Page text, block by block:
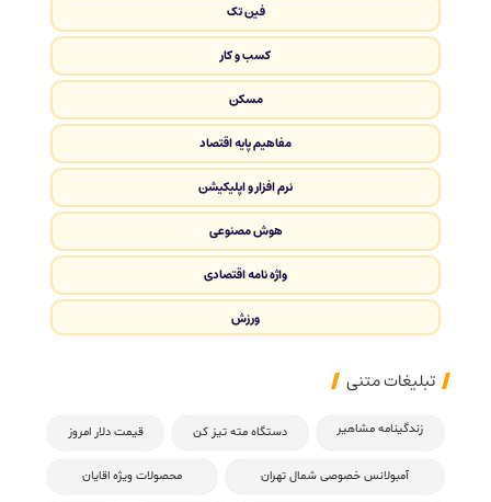
فین تک
کسب و کار
مسکن
مفاهیم پایه اقتصاد
نرم افزار و اپلیکیشن
هوش مصنوعی
واژه نامه اقتصادی
ورزش
تبلیغات متنی
زندگینامه مشاهیر دستگاه مته تیز کن قیمت دلار امروز
آمبولانس خصوصی شمال تهران محصولات ویژه اقایان